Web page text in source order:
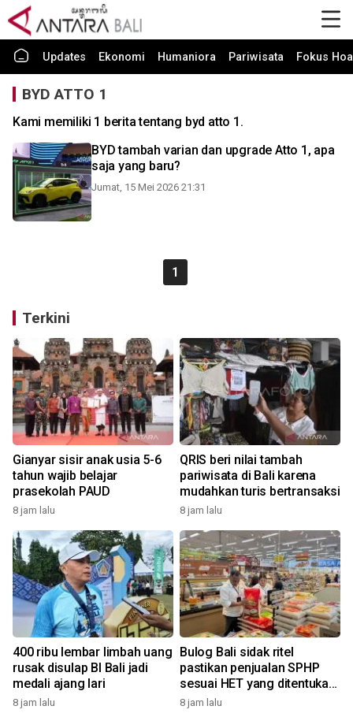
Updates Ekonomi Humaniora Pariwisata Fokus
BYD ATTO 1
Kami memiliki 1 berita tentang byd atto 1.
BYD tambah varian dan upgrade Atto 1, apa
saja yang baru?
Jumat, 15 Mei 2026 21:31
1
Terkini
Gianyar sisir anak usia 5-6
tahun wajib belajar
prasekolah PAUD
8 jam lalu
QRIS beri nilai tambah
pariwisata di Bali karena
mudahkan turis bertransaksi
8 jam lalu
400 ribu lembar limbah uang
rusak disulap BI Bali jadi
medali ajang lari
8 jam lalu
Bulog Bali sidak ritel
pastikan penjualan SPHP
sesuai HET yang ditentukan
pemerintah
8 jam lalu